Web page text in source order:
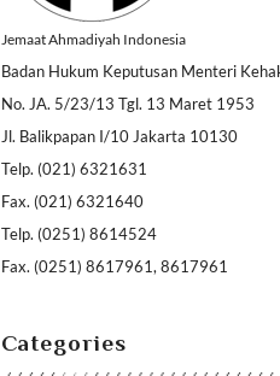
Jemaat Ahmadiyah Indonesia
Badan Hukum Keputusan Menteri
No. JA. 5/23/13 Tgl. 13 Maret 1953
Jl. Balikpapan I/10 Jakarta 10130
Telp. (021) 6321631
Fax. (021) 6321640
Telp. (0251) 8614524
Fax. (0251) 8617961, 8617961
Categories